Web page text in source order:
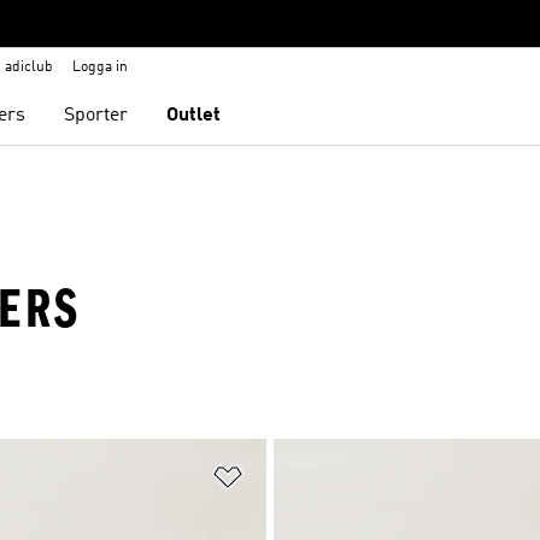
adiclub Logga in
Sporter Outlet